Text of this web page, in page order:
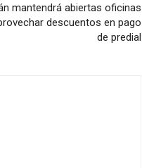
mantendrá abiertas oficinas
descuentos en pago
de predial